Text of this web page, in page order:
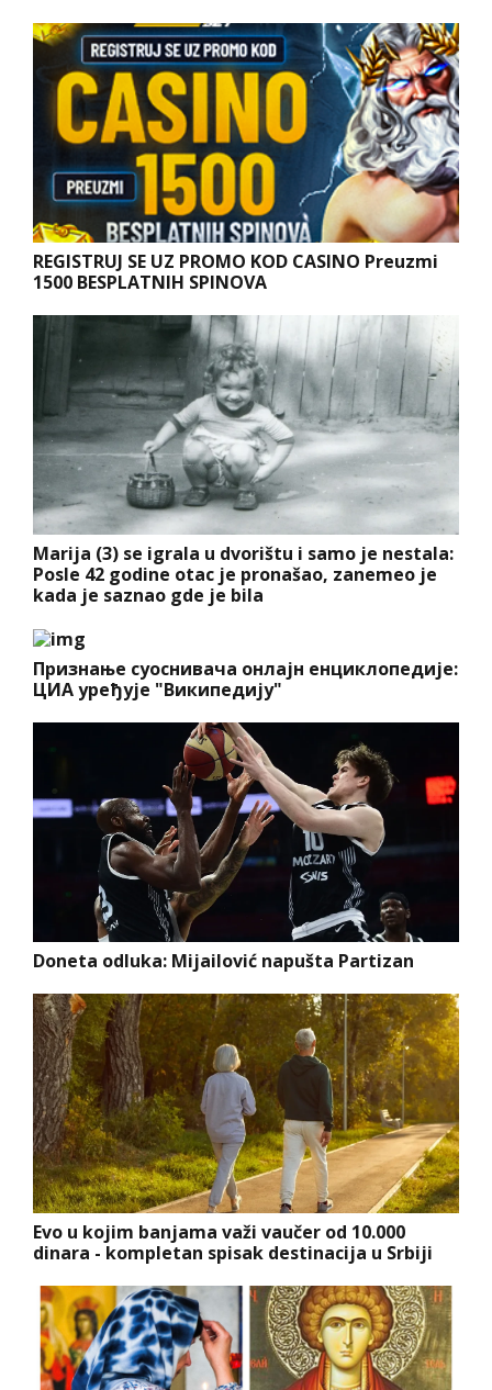
REGISTRUJ SE UZ PROMO KOD CASINO Preuzmi
1500 BESPLATNIH SPINOVA
Marija (3) se igrala u dvorištu i samo je nestala:
Posle 42 godine otac je pronašao, zanemeo je
kada je saznao gde je bila
Признање суоснивача онлајн енциклопедије:
ЦИА уређује "Википедију"
Doneta odluka: Mijailović napušta Partizan
Evo u kojim banjama važi vaučer od 10.000
dinara - kompletan spisak destinacija u Srbiji